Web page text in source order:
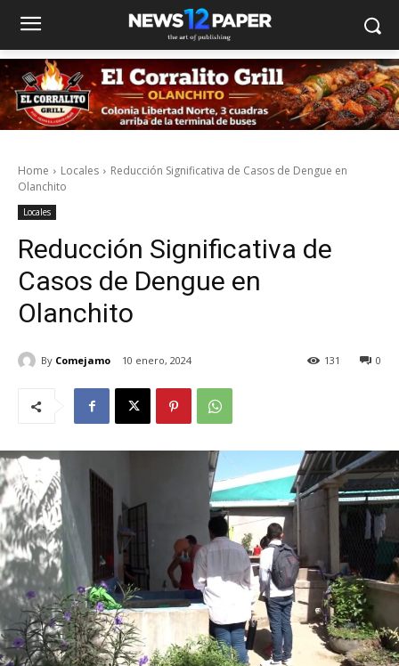
Home Locales
Reducción Significativa de Casos de Dengue en
Olanchito
Locales
Reducción Significativa de
Casos de Dengue en
Olanchito
By Comejamo 10 enero, 2024 0
131